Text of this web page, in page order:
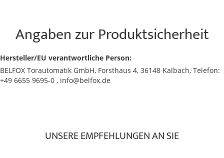
Angaben zur Produktsicherheit
Hersteller/EU verantwortliche Person:
BELFOX Torautomatik GmbH, Forsthaus 4, 36148 Kalbach, Telefon:
+49 6655 9695-0 , info@belfox.de
UNSERE EMPFEHLUNGEN AN SIE